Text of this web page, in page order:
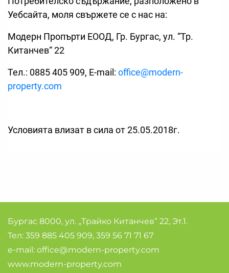
Уебсайта, моля свържете се с нас на:
Модерн Пропърти ЕООД, Гр. Бургас, ул. “Тр.
Китанчев“ 22
Тел.: 0885 405 909, E-mail: office@modern-
property.com
Условията влизат в сила от 25.05.2018г.
Бургас 8000, ул. „Трайко Китанчев” 22, Эт.1.
Тел: 359 885 405 909, 359 56 71 71 67
e-mail: office@modern-property.com
www.modern-property.com